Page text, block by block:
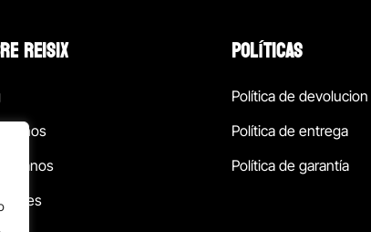
REISIX POLÍTICAS
Política de devolucion
Política de entrega
Política de garantía